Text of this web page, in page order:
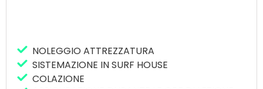
Possibile aggiungere :
NOLEGGIO ATTREZZATURA
SISTEMAZIONE IN SURF HOUSE
COLAZIONE